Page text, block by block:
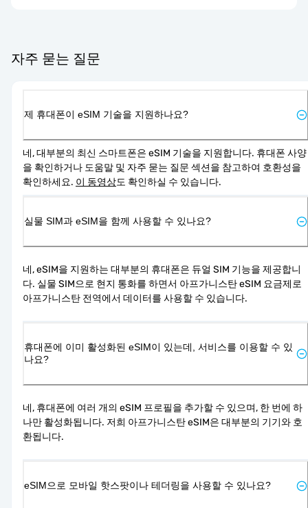
자주 묻는 질문
제 휴대폰이 eSIM 기술을 지원하나요?
네, 대부분의 최신 스마트폰은 eSIM 기술을 지원합니다. 휴대폰 사양
을 확인하거나 도움말 및 자주 묻는 질문 섹션을 참고하여 호환성을
확인하세요. 이 동영상도 확인하실 수 있습니다.
실물 SIM과 eSIM을 함께 사용할 수 있나요?
네, eSIM을 지원하는 대부분의 휴대폰은 듀얼 SIM 기능을 제공합니
다. 실물 SIM으로 현지 통화를 하면서 아프가니스탄 eSIM 요금제로
아프가니스탄 전역에서 데이터를 사용할 수 있습니다.
휴대폰에 이미 활성화된 eSIM이 있는데, 서비스를 이용할 수 있
나요?
네, 휴대폰에 여러 개의 eSIM 프로필을 추가할 수 있으며, 한 번에 하
나만 활성화됩니다. 저희 아프가니스탄 eSIM은 대부분의 기기와 호
환됩니다.
eSIM으로 모바일 핫스팟이나 테더링을 사용할 수 있나요?